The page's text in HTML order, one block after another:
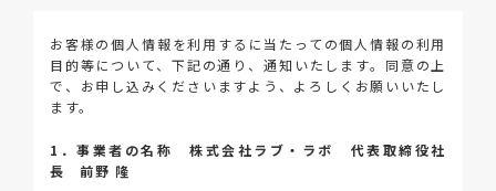
お客様の個人情報を利用するに当たっての個人情報の利用
目的等について、下記の通り、通知いたします。同意の上
で、お申し込みくださいますよう、よろしくお願いいたし
ます。
1．事業者の名称 株式会社ラブ・ラボ 代表取締役社
長 前野 隆